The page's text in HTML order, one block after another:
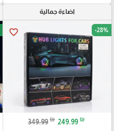
اضاءة جمالية
favorite_border -28%
349.99 ₪ 249.99 ₪